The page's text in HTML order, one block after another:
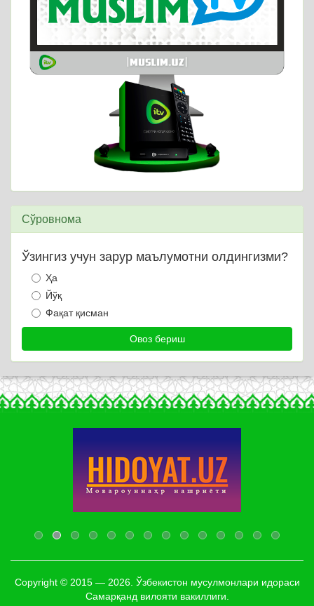
Сўровнома
Ўзингиз учун зарур маълумотни олдингизми?
Ҳа
Йўқ
Фақат қисман
Copyright © 2015 — 2026. Ўзбекистон мусулмонлари идораси
Самарқанд вилояти вакиллиги.